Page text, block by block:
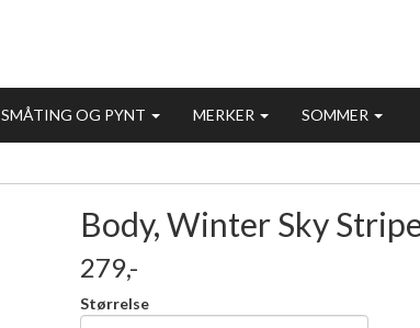
SMÅTING OG PYNT MERKER SOMMER
Body, Winter Sky
279,-
Størrelse